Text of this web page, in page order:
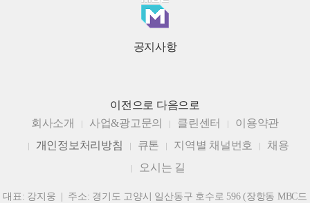
공지사항
이전으로 다음으로
회사소개
사업&광고문의 클린센터
이용약관
개인정보처리방침
큐톤 지역별 채널번호
채용
오시는 길
대표: 강지웅 | 주소: 경기도 고양시 일산동구 호수로 596 (장항동 MBC드